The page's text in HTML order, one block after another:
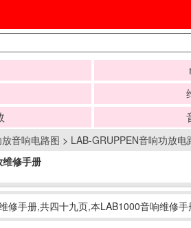
音响电路图 > LAB-GRUPPEN音响功放电
修手册
修手册,共四十九页,本LAB1000音响维修